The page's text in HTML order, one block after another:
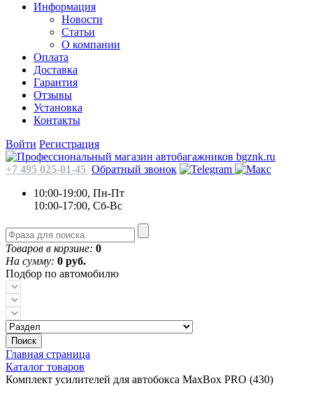
Информация
Новости
Статьи
О компании
Оплата
Доставка
Гарантия
Отзывы
Установка
Контакты
Войти Регистрация
+7 495 025-01-45 Обратный звонок
10:00-19:00, Пн-Пт
10:00-17:00, Сб-Вс
Товаров в корзине: 0
На сумму: 0 руб.
Подбор по автомобилю
Поиск
Главная страница
Каталог товаров
Комплект усилителей для автобокса MaxBox PRO (430)